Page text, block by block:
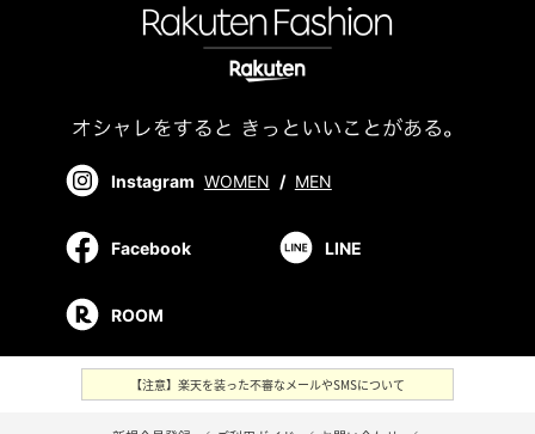
Instagram WOMEN / MEN
Facebook LINE
ROOM
【注意】楽天を装った不審なメールやSMSについて